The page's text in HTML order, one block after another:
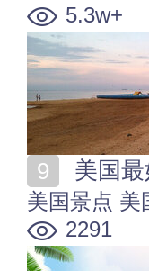
5.3w+
美国
美国景点 美
2291